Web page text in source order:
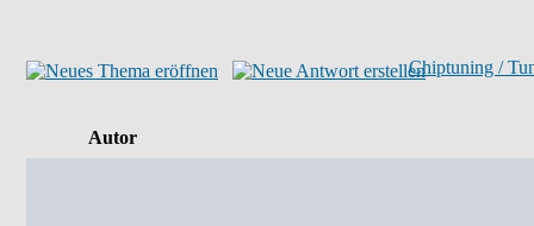
Chiptuning /
Autor